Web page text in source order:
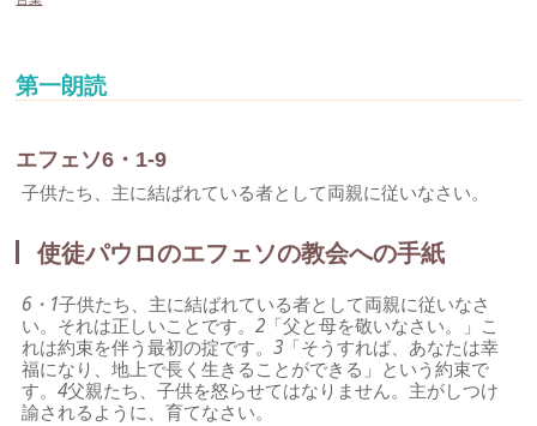
第一朗読
エフェソ6・1-9
子供たち、主に結ばれている者として両親に従いなさい。
使徒パウロのエフェソの教会への手紙
6・1子供たち、主に結ばれている者として両親に従いなさ
い。それは正しいことです。2 「父と母を敬いなさい。」こ
れは約束を伴う最初の掟です。3 「そうすれば、あなたは幸
福になり、地上で長く生きることができる」という約束で
す。4父親たち、子供を怒らせてはなりません。主がしつけ
諭されるように、育てなさい。